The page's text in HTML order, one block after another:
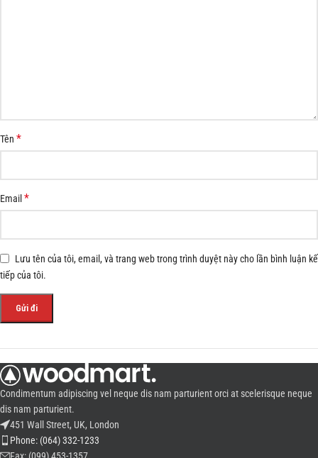
Tên *
Email*
Lưu tên của tôi, email, và trang web trong trình duyệt này cho lần bình luận kế
tiếp của tôi.
Condimentum adipiscing vel neque dis nam parturient orci at scelerisque neque
dis nam parturient.
451 Wall Street, UK, London
Phone: (064) 332-1233
Fax: (099) 453-1357